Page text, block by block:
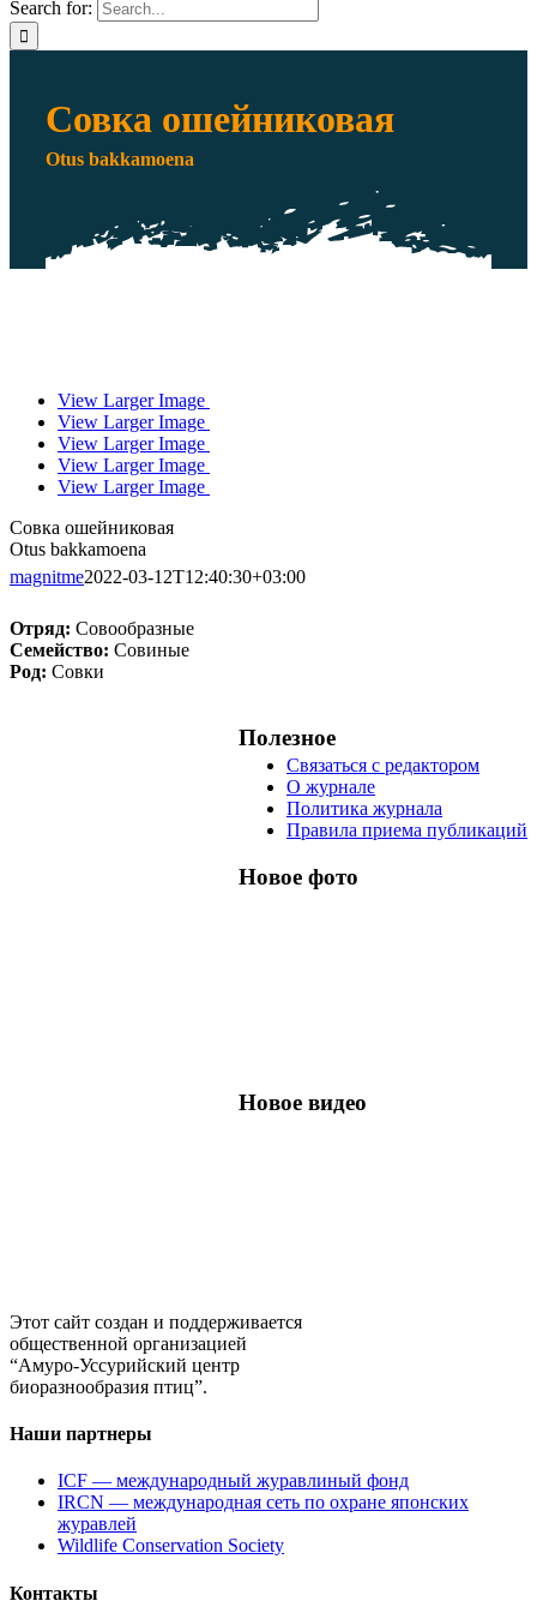
Search for:
Совка ошейниковая
Otus bakkamoena
View Larger Image
View Larger Image
View Larger Image
View Larger Image
View Larger Image
Совка ошейниковая
Otus bakkamoena
magnitme2022-03-12T12:40:30+03:00
Отряд: Совообразные
Семейство: Совиные
Род: Совки
Полезное
Связаться с редактором
О журнале
Политика журнала
Правила приема публикаций
Новое фото
Новое видео
Этот сайт создан и поддерживается
общественной организацией
“Амуро-Уссурийский центр
биоразнообразия птиц”.
Наши партнеры
ICF — международный журавлиный фонд
IRCN — международная сеть по охране японских
журавлей
Wildlife Conservation Society
Контакты